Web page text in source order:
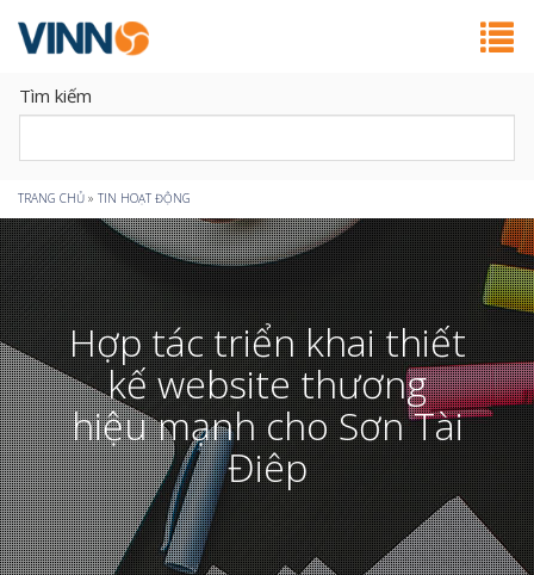
Tìm kiếm
Bạn
đang
ở
đây
TRANG CHỦ » TIN HOẠT ĐỘNG
Hợp tác triển khai thiết
kế website thương
hiệu mạnh cho Sơn Tài
Điêp